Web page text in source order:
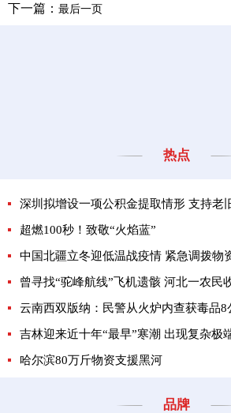
下一篇： 最后一页
热点
深圳拟增设一项公积金提取情形 支持老
超燃100秒！致敬“火焰蓝”
中国北疆立冬迎低温战疫情 紧急调拨物
曾寻找“驼峰航线”飞机遗骸 河北一农民
云南西双版纳：民警从火炉内查获毒品8
吉林迎来近十年“最早”寒潮 出现复杂极
哈尔滨80万斤物资支援黑河
品牌